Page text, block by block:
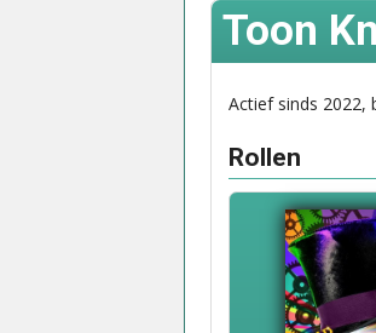
Toon
Actief sinds 2022,
Rollen